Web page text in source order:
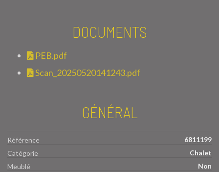
DOCUMENTS
PEB.pdf
Scan_20250520141243.pdf
GÉNÉRAL
Référence
6811199
Catégorie
Chalet
Meublé
Non